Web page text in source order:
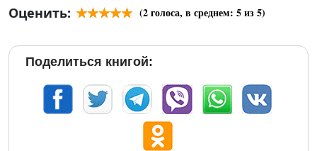
Оценить:
(2голоса, в среднем: 5из 5)
Поделиться книгой: